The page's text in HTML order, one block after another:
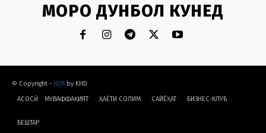
МОРО ДУНБОЛ КУНЕД
© Copyright - JOM by KHD
АСОСӢ
МУВАФФАҚИЯТ ҲАЁТИ СОЛИМ CАЙЁҲАТ БИЗНЕС-КЛУБ
БЕШТАР